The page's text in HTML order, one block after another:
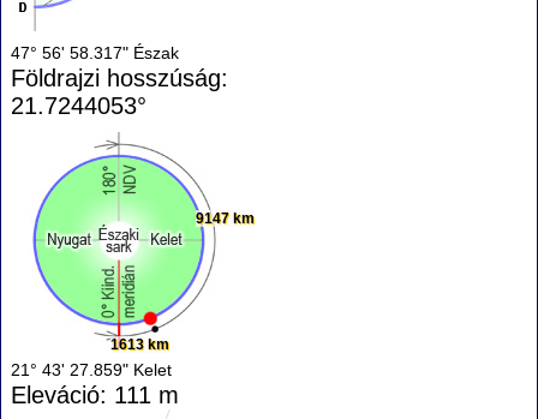
47° 56' 58.317" Észak
Földrajzi hosszúság:
21.7244053°
1613 km
9147 km
21° 43' 27.859" Kelet
Eleváció: 111 m